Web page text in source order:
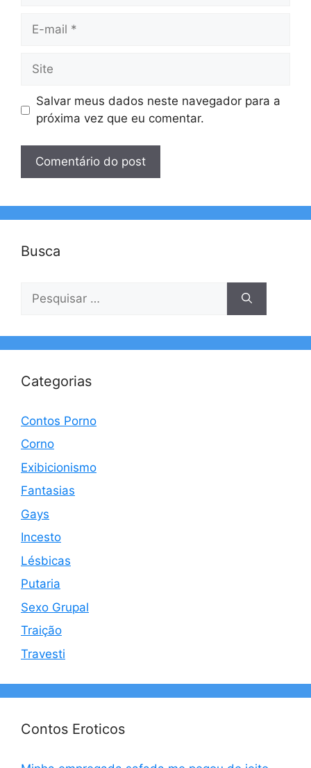
Site
Salvar meus dados neste navegador para a
próxima vez que eu comentar.
Busca
por:
Categorias
Contos Porno
Corno
Exibicionismo
Fantasias
Gays
Incesto
Lésbicas
Putaria
Sexo Grupal
Traição
Travesti
Contos Eroticos